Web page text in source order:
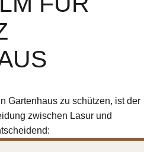
Gartenhaus zu schützen, ist der
zwischen Lasur und